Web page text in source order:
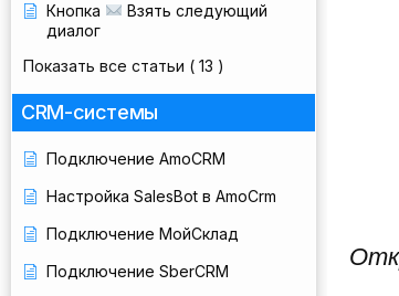
Кнопка
Взять следующий
диалог
Показать все статьи ( 13 )
CRM-системы
Подключение AmoCRM
Настройка SalesBot в AmoCrm
Подключение МойСклад
Подключение SberCRM